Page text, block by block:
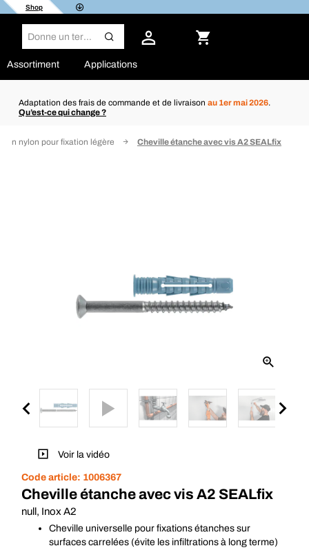
Shop
Assortiment Applications
Adaptation des frais de commande et de livraison au 1er mai 2026.
Qu’est-ce qui change ?
en nylon pour fixation légère Cheville étanche avec vis A2 SEALfix
Voir la vidéo
Code article: 1006367
Cheville étanche avec vis A2 SEALfix
null, Inox A2
Cheville universelle pour fixations étanches sur
surfaces carrelées (évite les infiltrations à long terme)